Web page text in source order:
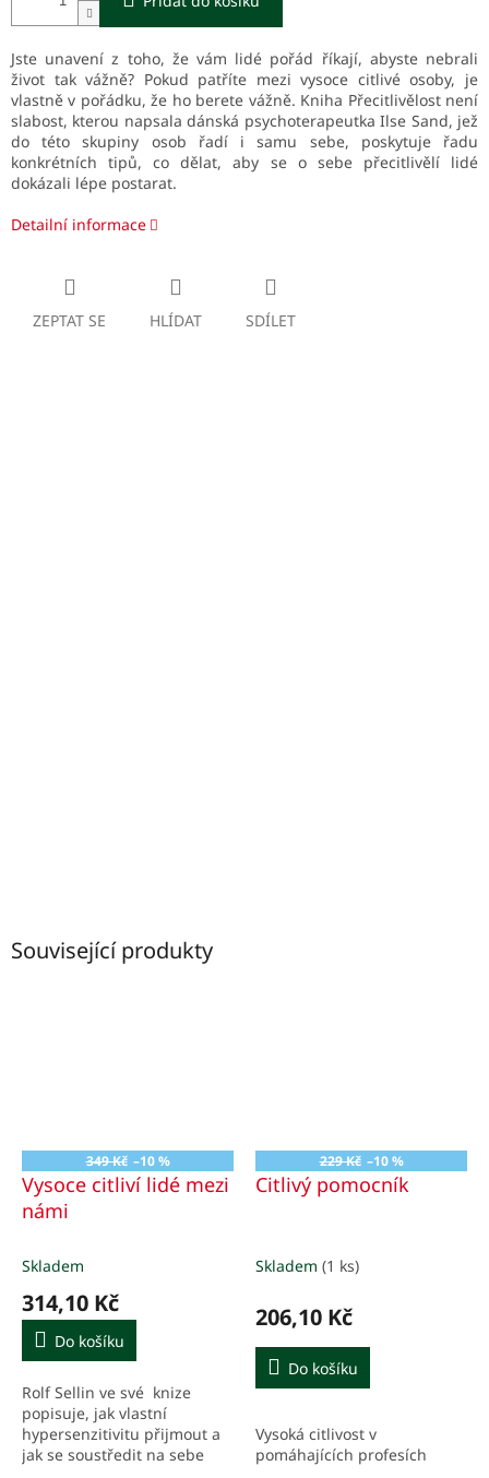
Jste unavení z toho, že vám lidé pořád říkají, abyste nebrali
život tak vážně? Pokud patříte mezi vysoce citlivé osoby, je
vlastně v pořádku, že ho berete vážně. Kniha Přecitlivělost není
slabost, kterou napsala dánská psychoterapeutka Ilse Sand, jež
do této skupiny osob řadí i samu sebe, poskytuje řadu
konkrétních tipů, co dělat, aby se o sebe přecitlivělí lidé
dokázali lépe postarat.
Detailní informace
ZEPTAT SE HLÍDAT SDÍLET
Související produkty
349 Kč –10 %
Vysoce citliví lidé mezi
námi
Skladem
314,10 Kč
Do košíku
Rolf Sellin ve své knize
popisuje, jak vlastní
hypersenzitivitu přijmout a
jak se soustředit na sebe
229 Kč –10 %
Citlivý pomocník
Skladem (1 ks)
206,10 Kč
Do košíku
Vysoká citlivost v
pomáhajících profesích